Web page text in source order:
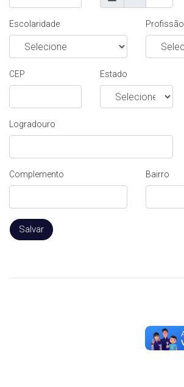
Escolaridade Profissão
CEP Estado
Logradouro
Complemento Bairro
Salvar